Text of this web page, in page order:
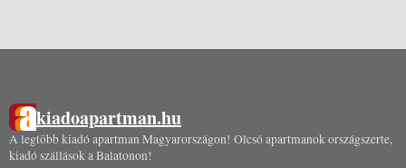
kiadoapartman.hu
A legtöbb kiadó apartman Magyarországon! Olcsó apartmanok országszerte,
kiadó szállások a Balatonon!